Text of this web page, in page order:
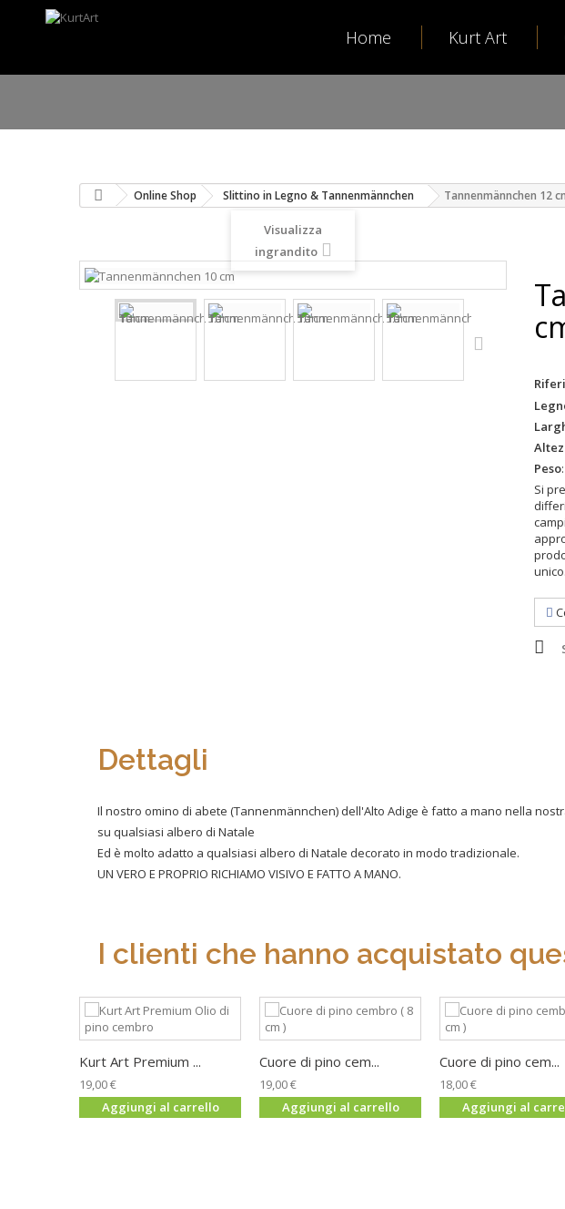
Home Kurt Art
Online Shop Slittino in Legno & Tannenmännchen Tannenmännchen 12
Visualizza
ingrandito
Peso
Si
unico.
Dettagli
Il nostro omino di abete (Tannenmännchen) dell'Alto Adige è fatto a mano nella
su qualsiasi albero di Natale
Ed è molto adatto a qualsiasi albero di Natale decorato in modo tradizionale.
UN VERO E PROPRIO RICHIAMO VISIVO E FATTO A MANO.
I clienti che hanno acquistato
Kurt Art Premium ...
19,00 €
Aggiungi al carrello
Cuore di pino cem...
19,00 €
Aggiungi al carrello
Cuore di pino cem...
18,00 €
Aggiungi al